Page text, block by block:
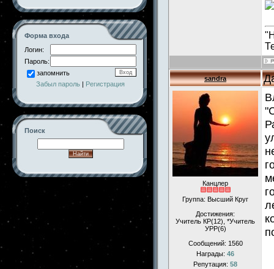
Форма входа
Логин:
Пароль:
запомнить
Забыл пароль | Регистрация
Поиск
sandra
Канцлер
Группа: Высший Круг
Достижения:
Учитель КР(12), *Учитель
УРР(6)
Сообщений: 1560
Награды: 46
Репутация: 58